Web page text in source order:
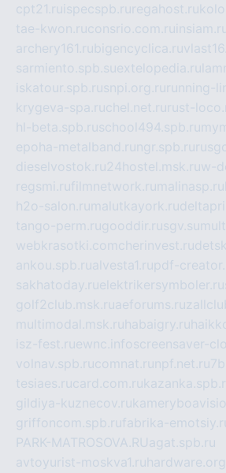
cpt21.ru ispecspb.ru regahost.ru
tae-kwon.ruconsrio.com.ru
archery161.rubigencyclica.ru
sarmiento.spb.suextelopedia.ru
iskatour.spb.rusnpi.org.ru running-
krygeva-spa.ruchel.net.ru rust-
hl-beta.spb.ruschool494.spb.ru
epoha-metalband.ru ngr.spb.ru
dieselvostok.ru24hostel.msk.ruw-
regsmi.rufilmnetwork.ru malinasp.ru
h2o-salon.ru malutkayork.ru
tango-perm.rugooddir.rusgv.su
webkrasotki.comcherinvest.ru
ankou.spb.rualvesta1.rupdf-
sakhatoday.ruelektrikersymboler.ru
golf2club.msk.ruaeforums.ru
multimodal.msk.ru habaigry.ru
isz-fest.ruewnc.infoscreensaver-
volnav.spb.rucomnat.ru npf.net.ru
tesiaes.rucard.com.ru
gildiya-kuznecov.ru
griffoncom.spb.rufabrika-
PARK-MATROSOVA.RUagat.spb.ru
avtoyurist-moskva1.ru